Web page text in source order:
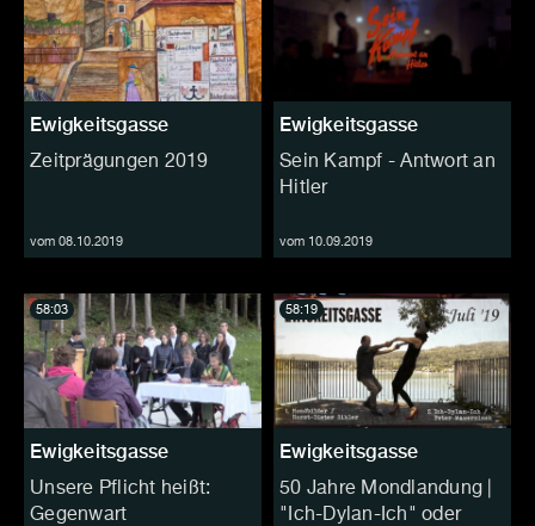
Ewigkeitsgasse
Zeitprägungen 2019
vom 08.10.2019
Ewigkeitsgasse
Sein Kampf - Antwort an
Hitler
vom 10.09.2019
Ewigkeitsgasse
Unsere Pflicht heißt:
Gegenwart
58:03
Ewigkeitsgasse
50 Jahre Mondlandung |
"Ich-Dylan-Ich" oder
58:19